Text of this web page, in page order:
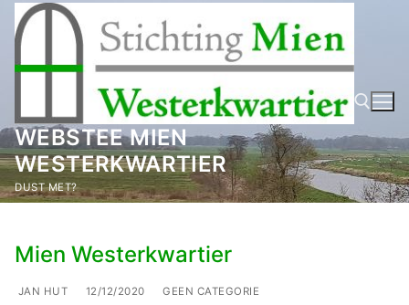
naar
inhoud
WEBSTEE MIEN
WESTERKWARTIER
DUST MET? Zoeken naar:
Mien Westerkwartier
JAN HUT 12/12/2020 GEEN CATEGORIE